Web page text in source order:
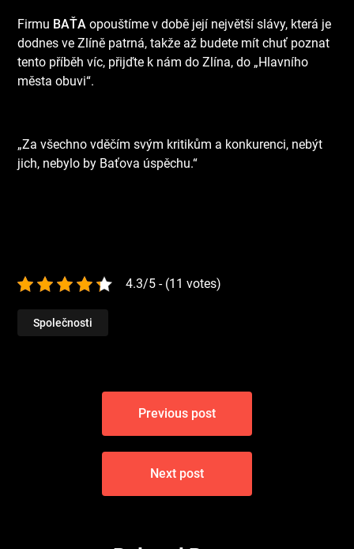
Firmu BAŤA opouštíme v době její největší slávy, která je
dodnes ve Zlíně patrná, takže až budete mít chuť poznat
tento příběh víc, přijďte k nám do Zlína, do „Hlavního
města obuvi“.
„Za všechno vděčím svým kritikům a konkurenci, nebýt
jich, nebylo by Baťova úspěchu.“
4.3/5 - (11 votes)
Společnosti
Navigace
příspěvek
Previous post
Next post